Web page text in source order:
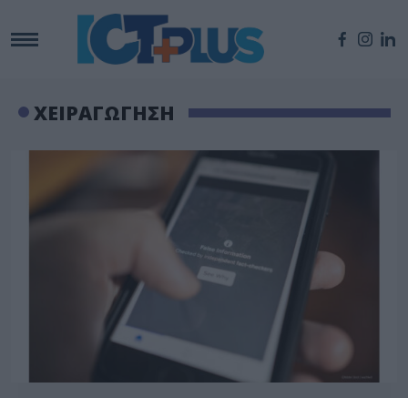
ΧΕΙΡΑΓΩΓΗΣΗ